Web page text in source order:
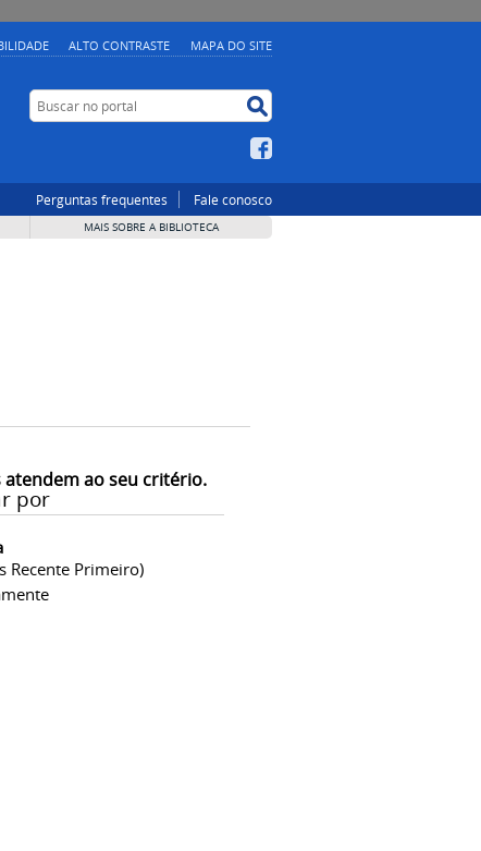
ALTO CONTRASTE MAPA DO SITE
Buscar no portal
Perguntas frequentes Fale conosco
MAIS SOBRE A BIBLIOTECA
ao seu critério.
por
Recente Primeiro)